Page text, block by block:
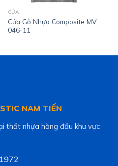
CỬA
Cửa Gỗ Nhựa Composite MV
046-11
NAM TIẾN
thất nhựa hàng đầu khu vực